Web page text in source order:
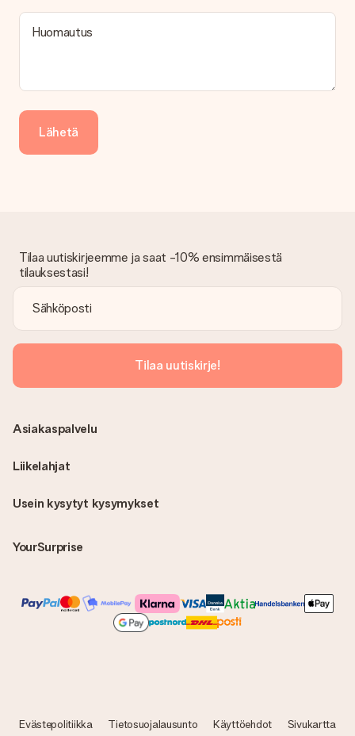
Kuinka voin maksaa tilaukseni?
Tarjoamme seuraavat maksutavat: iDeal, Paypal, luottokortti,
Saapunut lahja
Entä jos lahja ei ole täysin mieleeni?
Olemme syvästi pahoillamme, että lahjasi ei ole sinun mielesi
Tämä tarkoittaa sitä, että lahja toimitetaan suoraan
vastaanottajalle, mikä tekee siitä todellisen yllätyksen!
Huomautus
Lähetä
Tilaa uutiskirjeemme ja saat -10% ensimmäisestä
tilauksestasi!
Tilaa uutiskirje!
Usein kysytyt kysymykset
YourSurprise
Asiakaspalvelu
Liikelahjat
Evästepolitiikka Tietosuojalausunto Käyttöehdot Sivukartta